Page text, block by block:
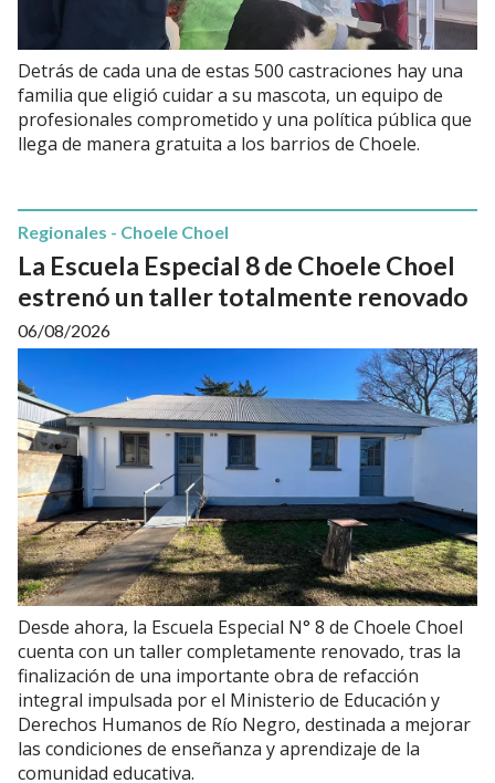
Detrás de cada una de estas 500 castraciones hay una
familia que eligió cuidar a su mascota, un equipo de
profesionales comprometido y una política pública que
llega de manera gratuita a los barrios de Choele.
La Escuela Especial 8 de Choele Choel
estrenó un taller totalmente renovado
Regionales - Choele Choel
06/08/2026
Desde ahora, la Escuela Especial N° 8 de Choele Choel
cuenta con un taller completamente renovado, tras la
finalización de una importante obra de refacción
integral impulsada por el Ministerio de Educación y
Derechos Humanos de Río Negro, destinada a mejorar
las condiciones de enseñanza y aprendizaje de la
comunidad educativa.